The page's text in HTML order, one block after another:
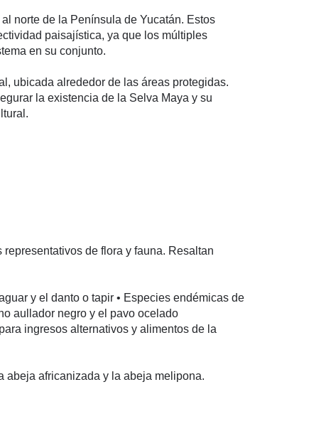
norte de la Península de Yucatán. Estos
paisajística, ya que los múltiples
en su conjunto.
ubicada alrededor de las áreas protegidas.
la existencia de la Selva Maya y su
de flora y fauna. Resaltan
y el danto o tapir • Especies endémicas de
aullador negro y el pavo ocelado
ingresos alternativos y alimentos de la
abeja africanizada y la abeja melipona.